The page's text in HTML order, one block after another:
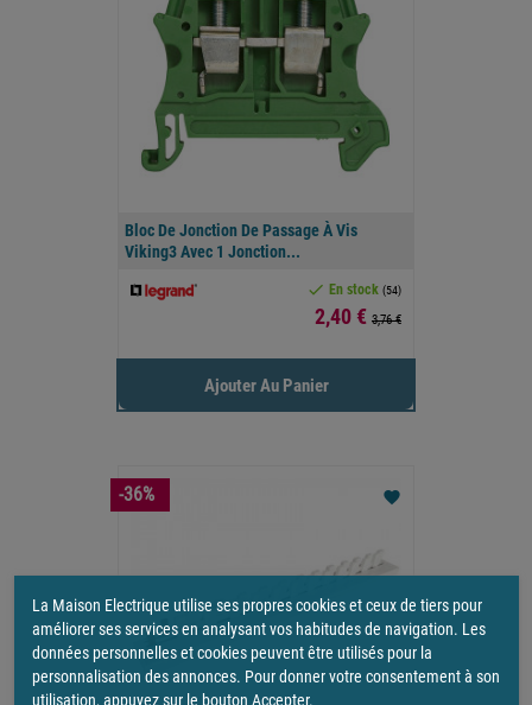
Bloc De Jonction De Passage À Vis
Viking3 Avec 1 Jonction...
 En stock (54)
Prix
2,40 € 3,76 €
Ajouter Au Panier
favorite
-36%
La Maison Electrique utilise ses propres cookies et ceux de tiers pour
améliorer ses services en analysant vos habitudes de navigation. Les
données personnelles et cookies peuvent être utilisés pour la
personnalisation des annonces. Pour donner votre consentement à son
utilisation, appuyez sur le bouton Accepter.